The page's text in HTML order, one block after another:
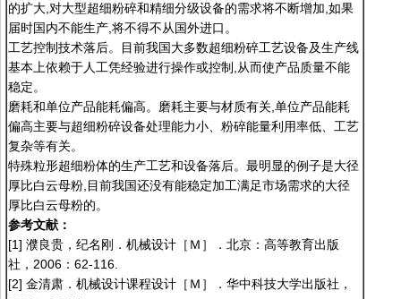
的扩大,对大型超细粉碎和精细分级设备的需求将不断增加,如果
届时国内不能生产,将不得不从国外进口。
工艺控制技术落后。目前我国大多数超细粉碎工艺设备及生产线
基本上依赖于人工凭经验进行操作或控制,从而使产品质量不能
稳定。
磨耗和单位产品能耗偏高。磨耗主要与材质有关,单位产品能耗
偏高主要与超细粉碎设备处理能力小、粉碎能量利用率低、工艺
复杂等有关。
特殊粒形超细粉体的生产工艺和设备落后。最明显的例子是大径
厚比白云母粉,目前我国还没有能稳定加工满足市场需求的大径
厚比白云母粉的。
参考文献：
[1] 濮良贵，纪名刚．机械设计［Ｍ］．北京：高等教育出版
社，2006：62-116.
[2] 金清肃．机械设计课程设计［Ｍ］．华中科技大学出版社，